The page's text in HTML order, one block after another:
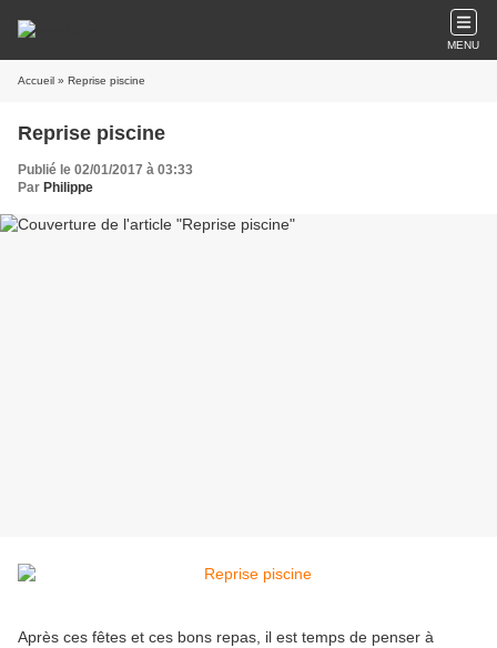
MENU
Accueil » Reprise piscine
Reprise piscine
Publié le 02/01/2017 à 03:33
Par Philippe
Après ces fêtes et ces bons repas, il est temps de penser à